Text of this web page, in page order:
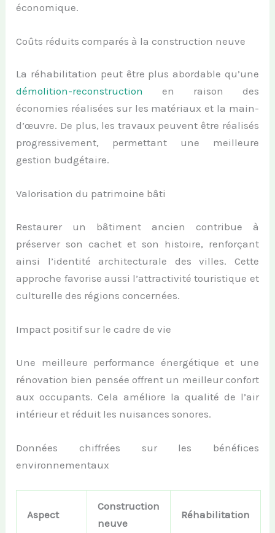
économique.
Coûts réduits comparés à la construction neuve
La réhabilitation peut être plus abordable qu’une
démolition-reconstruction
en raison des
économies réalisées sur les matériaux et la main-
d’œuvre. De plus, les travaux peuvent être réalisés
progressivement, permettant une meilleure
gestion budgétaire.
Valorisation du patrimoine bâti
Restaurer un bâtiment ancien contribue à
préserver son cachet et son histoire, renforçant
ainsi l’identité architecturale des villes. Cette
approche favorise aussi l’attractivité touristique et
culturelle des régions concernées.
Impact positif sur le cadre de vie
Une meilleure performance énergétique et une
rénovation bien pensée offrent un meilleur confort
aux occupants. Cela améliore la qualité de l’air
intérieur et réduit les nuisances sonores.
Données chiffrées sur les bénéfices
environnementaux
Aspect
Construction
neuve
Réhabilitation